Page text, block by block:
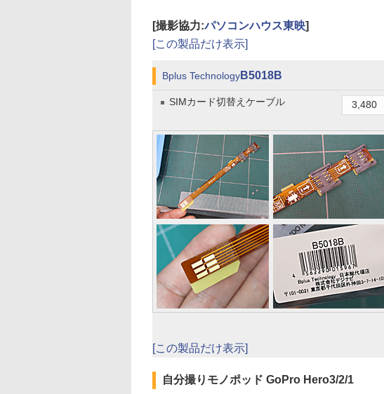
[撮影協力:パソコンハウス東映]
[この製品だけ表示]
Bplus Technology B5018B
SIMカード切替えケーブル 3,480
[この製品だけ表示]
自分撮りモノポッド GoPro Hero3/2/1